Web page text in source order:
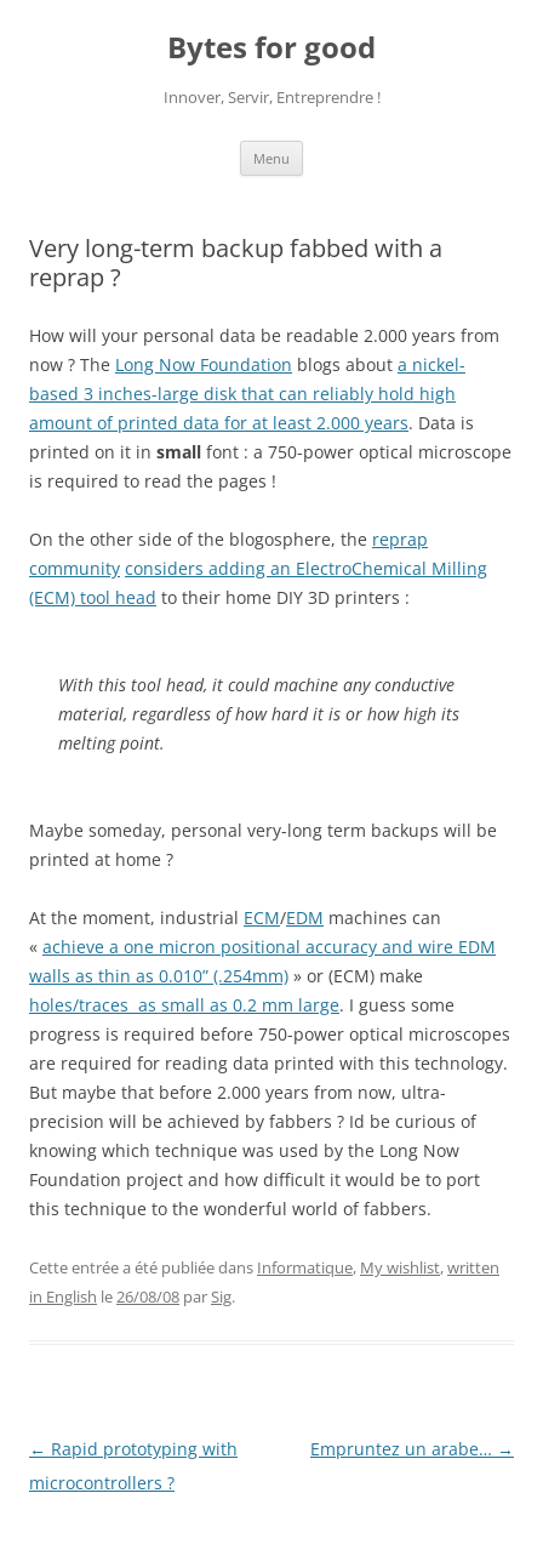
Bytes for good
Innover, Servir, Entreprendre !
Menu
Very long-term backup fabbed with a
reprap ?
How will your personal data be readable 2.000 years from
now ? The Long Now Foundation blogs about a nickel-
based 3 inches-large disk that can reliably hold high
amount of printed data for at least 2.000 years. Data is
printed on it in small font : a 750-power optical microscope
is required to read the pages !
On the other side of the blogosphere, the reprap
community considers adding an ElectroChemical Milling
(ECM) tool head to their home DIY 3D printers :
With this tool head, it could machine any conductive
material, regardless of how hard it is or how high its
melting point.
Maybe someday, personal very-long term backups will be
printed at home ?
At the moment, industrial ECM/EDM machines can
« achieve a one micron positional accuracy and wire EDM
walls as thin as 0.010” (.254mm) » or (ECM) make
holes/traces as small as 0.2 mm large. I guess some
progress is required before 750-power optical microscopes
are required for reading data printed with this technology.
But maybe that before 2.000 years from now, ultra-
precision will be achieved by fabbers ? Id be curious of
knowing which technique was used by the Long Now
Foundation project and how difficult it would be to port
this technique to the wonderful world of fabbers.
Cette entrée a été publiée dans Informatique, My wishlist,written
in English le26/08/08 parSig.
Navigation
des
← Rapid prototyping with
microcontrollers ?
Empruntez un arabe… →